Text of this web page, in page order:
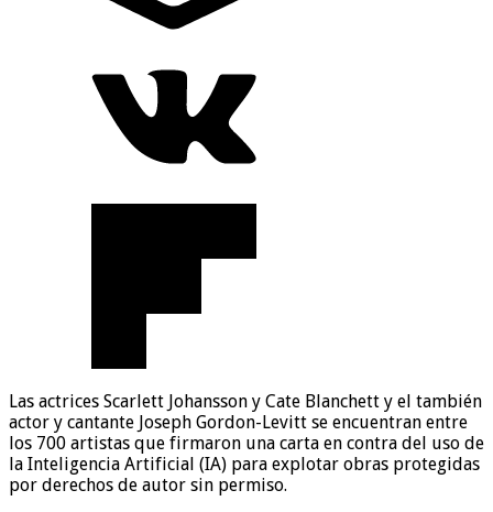
Las actrices Scarlett Johansson y Cate Blanchett y el también
actor y cantante Joseph Gordon-Levitt se encuentran entre
los 700 artistas que firmaron una carta en contra del uso de
la Inteligencia Artificial (IA) para explotar obras protegidas
por derechos de autor sin permiso.